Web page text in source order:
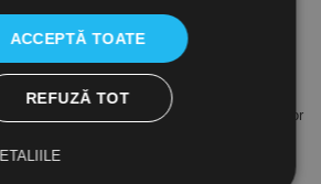
telecomandă (accesoriu opţional, care se
de corpurile de încălzire tradiţionale
persoanele şi obiectele aflate în raza lor
încălzite, radiind la rândul lor căldură în
cu panouri radiante este eficientă şi
fiind ideale pentru completarea unei
ACCEPTĂ TOATE
REFUZĂ TOT